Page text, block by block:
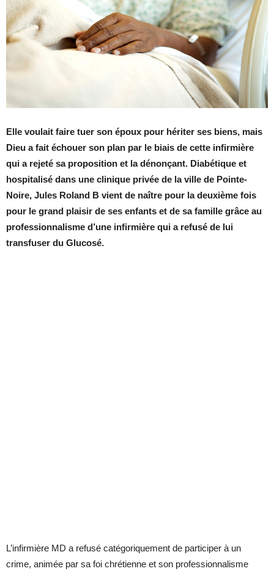
Elle voulait faire tuer son époux pour hériter ses biens, mais
Dieu a fait échouer son plan par le biais de cette infirmière
qui a rejeté sa proposition et la dénonçant. Diabétique et
hospitalisé dans une clinique privée de la ville de Pointe-
Noire, Jules Roland B vient de naître pour la deuxième fois
pour le grand plaisir de ses enfants et de sa famille grâce au
professionnalisme d’une infirmière qui a refusé de lui
transfuser du Glucosé.
L’infirmière MD a refusé catégoriquement de participer à un
crime, animée par sa foi chrétienne et son professionnalisme